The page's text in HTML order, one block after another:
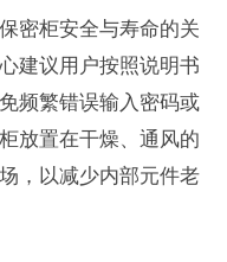
密柜安全与寿命的关
建议用户按照说明书
频繁错误输入密码或
放置在干燥、通风的
，以减少内部元件老